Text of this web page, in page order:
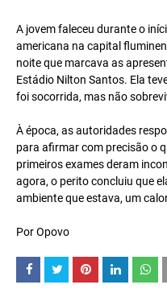
A jovem faleceu durante o
americana na capital
noite que marcava as
Estádio Nilton Santos. Ela
foi socorrida, mas não
À época, as autoridades
para afirmar com precisão o
primeiros exames deram
agora, o perito concluiu que
ambiente que estava, um
Por Opovo